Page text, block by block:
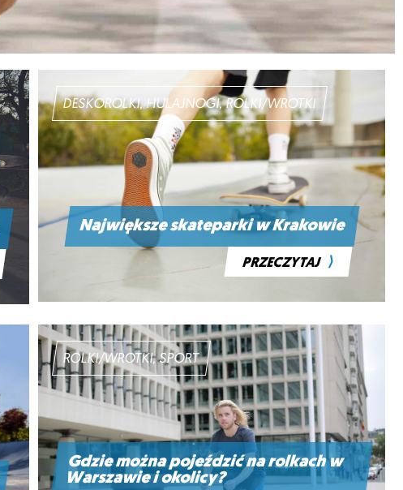
DESKOROLKI, HULAJNOGI, ROLKI/WROTKI
Największe skateparki w Krakowie
PRZECZYTAJ ⟩
ROLKI/WROTKI, SPORT
Gdzie można pojeździć na rolkach w
Warszawie i okolicy?